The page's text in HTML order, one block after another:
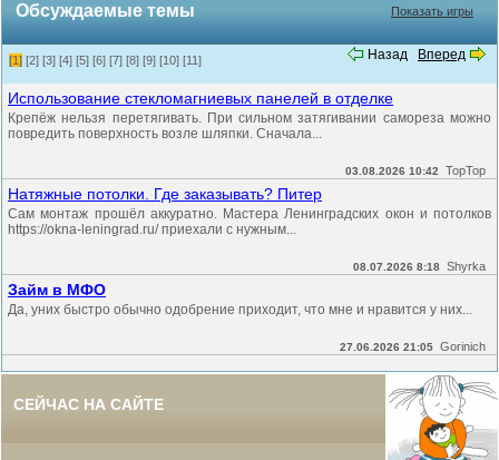
Обсуждаемые темы Показать игры
Назад Вперед
[1] [2] [3] [4] [5] [6] [7] [8] [9] [10] [11]
Использование стекломагниевых панелей в отделке
Крепёж нельзя перетягивать. При сильном затягивании самореза можно
повредить поверхность возле шляпки. Сначала...
03.08.2026 10:42 TopTop
Натяжные потолки. Где заказывать? Питер
Сам монтаж прошёл аккуратно. Мастера Ленинградских окон и потолков
https://okna-leningrad.ru/ приехали с нужным...
08.07.2026 8:18 Shyrka
Займ в МФО
Да, уних быстро обычно одобрение приходит, что мне и нравится у них...
27.06.2026 21:05 Gorinich
СЕЙЧАС НА САЙТЕ